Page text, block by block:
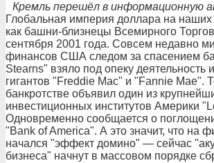
Кремль перешёл в информационную
Глобальная империя доллара на наших
как башни-близнецы Всемирного
сентября 2001 года. Совсем недавно
финансов США следом за спасением
Stearns" взяло под опеку деятельность
гигантов "Freddie Mac" и "Fannie Mae".
банкротстве объявил один из
инвестиционных институтов Америки
Одновременно сообщается о
"Bank of America". А это значит, что на
начался "эффект домино" — сейчас
бизнеса" начнут в массовом порядке